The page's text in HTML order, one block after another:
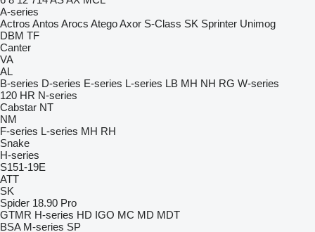
A-series
Actros Antos Arocs AtegoAxor S-Class SK Sprinter Unimog
DBM TF
Canter
VA
AL
B-series D-series E-series L-series LB MH NH RG W-series
120 HR N-series
Cabstar NT
NM
F-series L-series MH RH
Snake
H-series
S151-19E
ATT
SK
Spider 18.90 Pro
GTMR H-series HD IGO MC MD MDT
BSA M-series SP